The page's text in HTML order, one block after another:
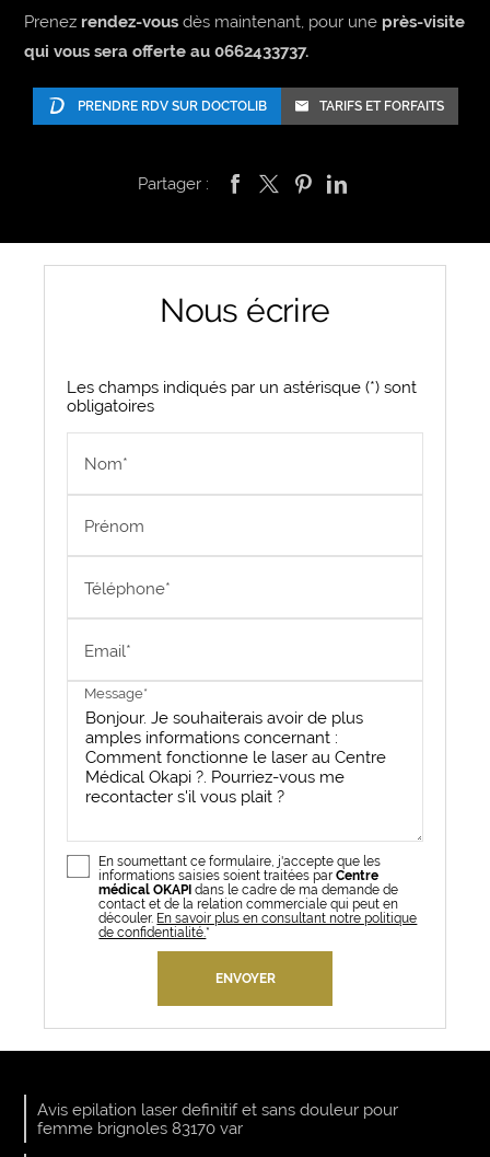
Prenez rendez-vous dès maintenant, pour une près-visite
qui vous sera offerte au 0662433737.
PRENDRE RDV SUR DOCTOLIB TARIFS ET FORFAITS
Partager :
Nous écrire
Les champs indiqués par un astérisque (*) sont
obligatoires
Nom*
Prénom
Téléphone*
Email*
Message*
En soumettant ce formulaire, j'accepte que les
informations saisies soient traitées parCentre
médical OKAPI dans le cadre de ma demande de
contact et de la relation commerciale qui peut en
découler. En savoir plus en consultant notre politique
de confidentialité.*
Avis epilation laser definitif et sans douleur pour
femme brignoles 83170 var